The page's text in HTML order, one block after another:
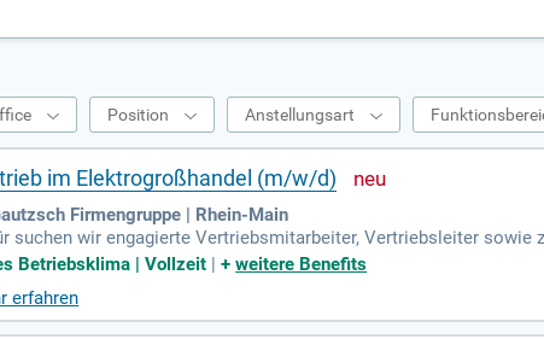
Position Anstellungsart
im Elektrogroßhandel (m/w/d)
Firmengruppe | Rhein-Main
suchen wir engagierte Vertriebsmitarbeiter, Vertriebsleiter
haben und und mit uns die Zukunft des Elektrogroßhandels
Betriebsklima | Vollzeit |+weitere Benefits
erfahren